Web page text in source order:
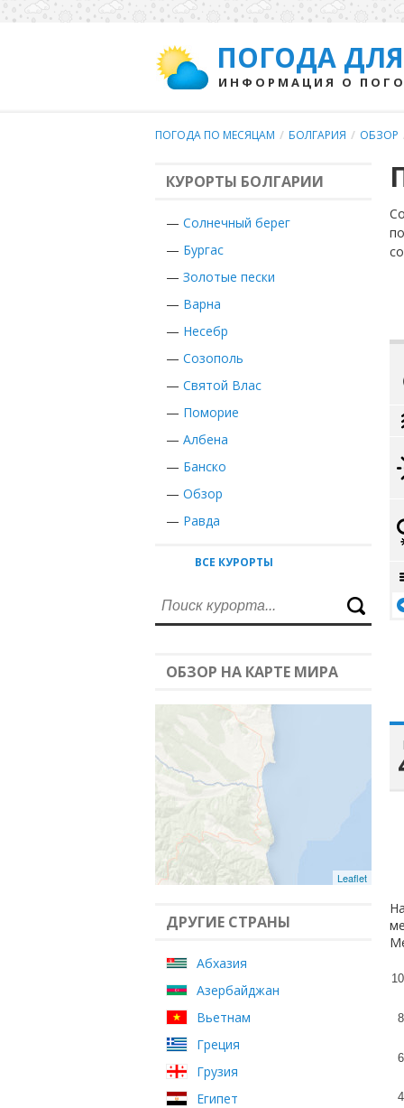
ПОГОДА
ИНФОРМАЦИЯ О
ПОГОДА ПО МЕСЯЦАМ / БОЛГАРИЯ / ОБЗОР
КУРОРТЫ БОЛГАРИИ
— Солнечный берег
— Бургас
— Золотые пески
— Варна
— Несебр
— Созополь
— Святой Влас
— Поморие
— Албена
— Банско
— Обзор
— Равда
ВСЕ КУРОРТЫ
ОБЗОР НА КАРТЕ МИРА
Leaflet
ДРУГИЕ СТРАНЫ
Абхазия
Азербайджан
Вьетнам
Греция
Грузия
Египет